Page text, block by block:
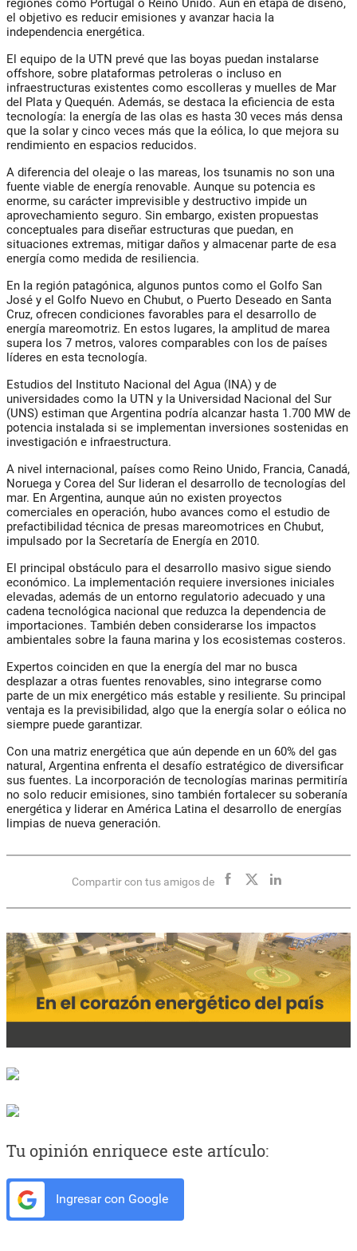
regiones como Portugal o Reino Unido. Aún en etapa de diseño,
el objetivo es reducir emisiones y avanzar hacia la
independencia energética.
El equipo de la UTN prevé que las boyas puedan instalarse
offshore, sobre plataformas petroleras o incluso en
infraestructuras existentes como escolleras y muelles de Mar
del Plata y Quequén. Además, se destaca la eficiencia de esta
tecnología: la energía de las olas es hasta 30 veces más densa
que la solar y cinco veces más que la eólica, lo que mejora su
rendimiento en espacios reducidos.
A diferencia del oleaje o las mareas, los tsunamis no son una
fuente viable de energía renovable. Aunque su potencia es
enorme, su carácter imprevisible y destructivo impide un
aprovechamiento seguro. Sin embargo, existen propuestas
conceptuales para diseñar estructuras que puedan, en
situaciones extremas, mitigar daños y almacenar parte de esa
energía como medida de resiliencia.
En la región patagónica, algunos puntos como el Golfo San
José y el Golfo Nuevo en Chubut, o Puerto Deseado en Santa
Cruz, ofrecen condiciones favorables para el desarrollo de
energía mareomotriz. En estos lugares, la amplitud de marea
supera los 7 metros, valores comparables con los de países
líderes en esta tecnología.
Estudios del Instituto Nacional del Agua (INA) y de
universidades como la UTN y la Universidad Nacional del Sur
(UNS) estiman que Argentina podría alcanzar hasta 1.700 MW de
potencia instalada si se implementan inversiones sostenidas en
investigación e infraestructura.
A nivel internacional, países como Reino Unido, Francia, Canadá,
Noruega y Corea del Sur lideran el desarrollo de tecnologías del
mar. En Argentina, aunque aún no existen proyectos
comerciales en operación, hubo avances como el estudio de
prefactibilidad técnica de presas mareomotrices en Chubut,
impulsado por la Secretaría de Energía en 2010.
El principal obstáculo para el desarrollo masivo sigue siendo
económico. La implementación requiere inversiones iniciales
elevadas, además de un entorno regulatorio adecuado y una
cadena tecnológica nacional que reduzca la dependencia de
importaciones. También deben considerarse los impactos
ambientales sobre la fauna marina y los ecosistemas costeros.
Expertos coinciden en que la energía del mar no busca
desplazar a otras fuentes renovables, sino integrarse como
parte de un mix energético más estable y resiliente. Su principal
ventaja es la previsibilidad, algo que la energía solar o eólica no
siempre puede garantizar.
Con una matriz energética que aún depende en un 60% del gas
natural, Argentina enfrenta el desafío estratégico de diversificar
sus fuentes. La incorporación de tecnologías marinas permitiría
no solo reducir emisiones, sino también fortalecer su soberanía
energética y liderar en América Latina el desarrollo de energías
limpias de nueva generación.
Compartir con tus amigos de
Tu opinión enriquece este artículo:
Ingresar con Google